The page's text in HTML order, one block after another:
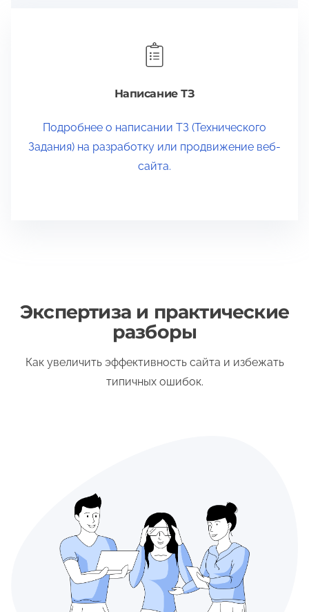
Написание ТЗ
Подробнее о написании ТЗ (Технического
Задания) на разработку или продвижение веб-
сайта.
Экспертиза и практические
разборы
Как увеличить эффективность сайта и избежать
типичных ошибок.